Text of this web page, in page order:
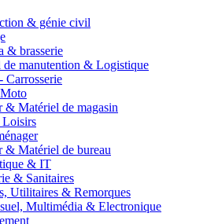
& génie civil
& brasserie
de manutention & Logistique
Carrosserie
& Matériel de magasin
Loisirs
& Matériel de bureau
& IT
& Sanitaires
Utilitaires & Remorques
Multimédia & Electronique